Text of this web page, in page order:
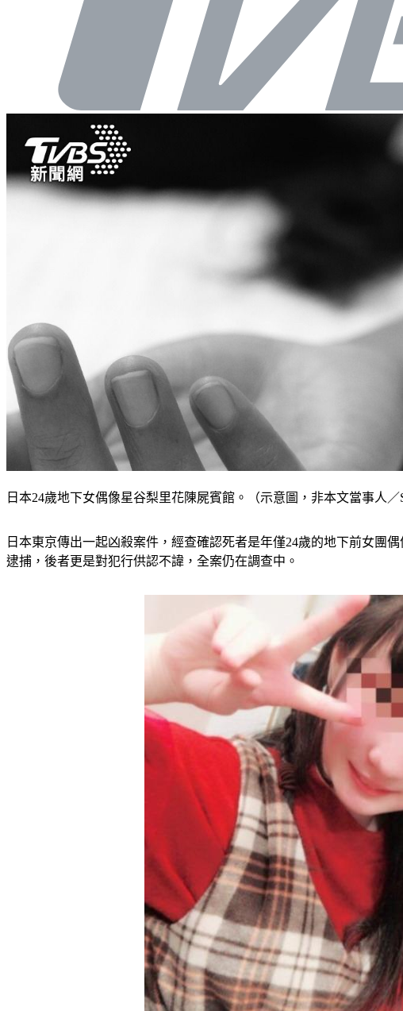
日本24歲地下女偶像星谷梨里花陳屍賓館。（示意圖，非本文當事人／
日本東京傳出一起凶殺案件，經查確認死者是年僅24歲的地下前女團
逮捕，後者更是對犯行供認不諱，全案仍在調查中。